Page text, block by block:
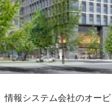
、情報システム会社のオー